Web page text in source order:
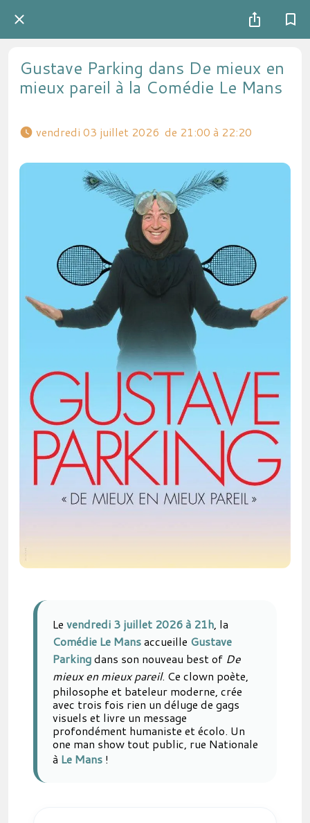
Gustave Parking dans De mieux en
mieux pareil à la Comédie Le Mans
vendredi 03 juillet 2026  de 21:00 à 22:20
Le vendredi 3 juillet 2026 à 21h, la
Comédie Le Mansaccueille Gustave
Parkingdans son nouveau best of De
mieux en mieux pareil. Ce clown poète,
philosophe et bateleur moderne, crée
avec trois fois rien un déluge de gags
visuels et livre un message
profondément humaniste et écolo. Un
one man show tout public, rue Nationale
à Le Mans !